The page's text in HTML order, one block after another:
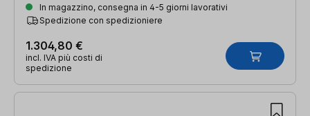
In magazzino, consegna in 4-5 giorni lavorativi
Spedizione con spedizioniere
1.304,80 €
incl. IVA più costi di
spedizione